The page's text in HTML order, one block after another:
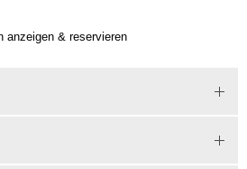
anzeigen & reservieren